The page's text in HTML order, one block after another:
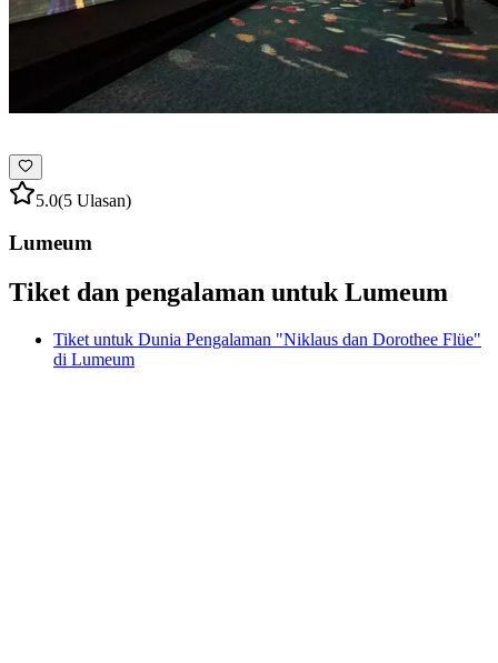
5.0(5 Ulasan)
Lumeum
Tiket dan pengalaman untuk Lumeum
Tiket untuk Dunia Pengalaman "Niklaus dan Dorothee Flüe"
di Lumeum